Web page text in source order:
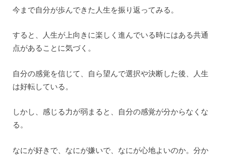
今まで自分が歩んできた人生を振り返ってみる。
すると、人生が上向きに楽しく進んでいる時にはある共通
点があることに気づく。
自分の感覚を信じて、自ら望んで選択や決断した後、人生
は好転している。
しかし、感じる力が弱まると、自分の感覚が分からなくな
る。
なにが好きで、なにが嫌いで、なにが心地よいのか。分か